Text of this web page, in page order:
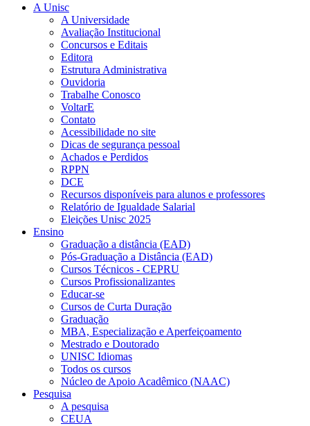
A Unisc
A Universidade
Avaliação Institucional
Concursos e Editais
Editora
Estrutura Administrativa
Ouvidoria
Trabalhe Conosco
VoltarE
Contato
Acessibilidade no site
Dicas de segurança pessoal
Achados e Perdidos
RPPN
DCE
Recursos disponíveis para alunos e professores
Relatório de Igualdade Salarial
Eleições Unisc 2025
Ensino
Graduação a distância (EAD)
Pós-Graduação a Distância (EAD)
Cursos Técnicos - CEPRU
Cursos Profissionalizantes
Educar-se
Cursos de Curta Duração
Graduação
MBA, Especialização e Aperfeiçoamento
Mestrado e Doutorado
UNISC Idiomas
Todos os cursos
Núcleo de Apoio Acadêmico (NAAC)
Pesquisa
A pesquisa
CEUA